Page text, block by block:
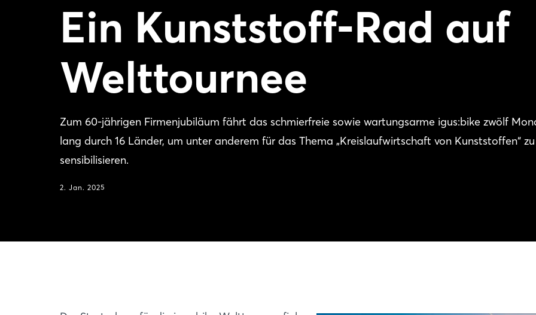
Ein Kunststoff-Rad auf
Welttournee
Zum 60-jährigen Firmenjubiläum fährt das schmierfreie sowie wartungsarme igus:bike zwölf
lang durch 16 Länder, um unter anderem für das Thema „Kreislaufwirtschaft von Kunststoffen“ zu
sensibilisieren.
2. Jan. 2025